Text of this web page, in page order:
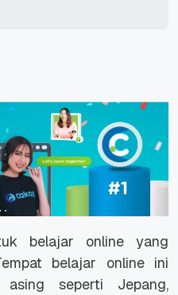
belajar onlineyang
belajar online ini
seperti Jepang,